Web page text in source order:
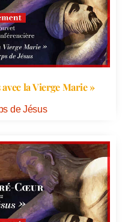
la Vierge Marie »
de Jésus